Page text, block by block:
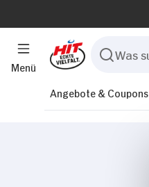
Menü
Angebote & Coupons